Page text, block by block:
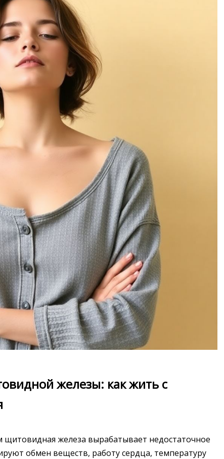
железы: как жить с
железа вырабатывает недостаточное
обмен веществ, работу сердца, температуру